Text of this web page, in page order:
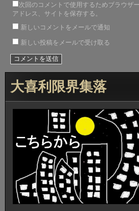
次回のコメントで使用するためブラウザ
アドレス、サイトを保存する。
新しいコメントをメールで通知
新しい投稿をメールで受け取る
大喜利限界集落